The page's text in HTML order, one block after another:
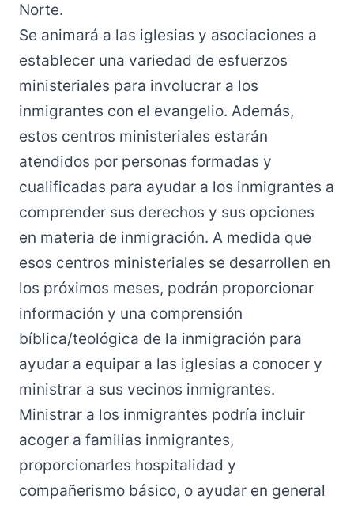
Norte.
Se animará a las iglesias y asociaciones a
establecer una variedad de esfuerzos
ministeriales para involucrar a los
inmigrantes con el evangelio. Además,
estos centros ministeriales estarán
atendidos por personas formadas y
cualificadas para ayudar a los inmigrantes a
comprender sus derechos y sus opciones
en materia de inmigración. A medida que
esos centros ministeriales se desarrollen en
los próximos meses, podrán proporcionar
información y una comprensión
bíblica/teológica de la inmigración para
ayudar a equipar a las iglesias a conocer y
ministrar a sus vecinos inmigrantes.
Ministrar a los inmigrantes podría incluir
acoger a familias inmigrantes,
proporcionarles hospitalidad y
compañerismo básico, o ayudar en general